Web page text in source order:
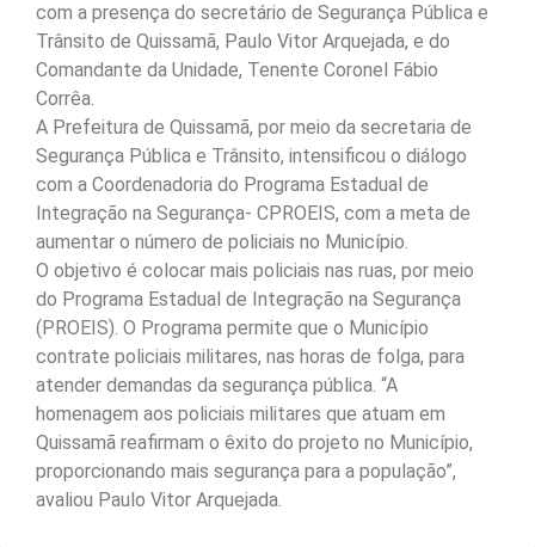
com a presença do secretário de Segurança Pública e
Trânsito de Quissamã, Paulo Vitor Arquejada, e do
Comandante da Unidade, Tenente Coronel Fábio
Corrêa.
A Prefeitura de Quissamã, por meio da secretaria de
Segurança Pública e Trânsito, intensificou o diálogo
com a Coordenadoria do Programa Estadual de
Integração na Segurança- CPROEIS, com a meta de
aumentar o número de policiais no Município.
O objetivo é colocar mais policiais nas ruas, por meio
do Programa Estadual de Integração na Segurança
(PROEIS). O Programa permite que o Município
contrate policiais militares, nas horas de folga, para
atender demandas da segurança pública. “A
homenagem aos policiais militares que atuam em
Quissamã reafirmam o êxito do projeto no Município,
proporcionando mais segurança para a população”,
avaliou Paulo Vitor Arquejada.